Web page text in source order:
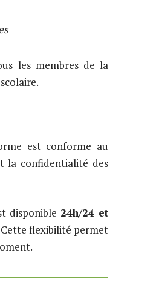
les membres de la
est conforme au
la confidentialité des
disponible 24h/24 et
flexibilité permet